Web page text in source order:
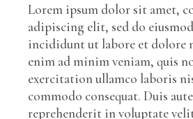
Lorem ipsum dolor sit amet,
adipiscing elit, sed do
incididunt ut labore et dolore
enim ad minim veniam, quis
exercitation ullamco laboris
commodo consequat. Duis
reprehenderit in voluptate